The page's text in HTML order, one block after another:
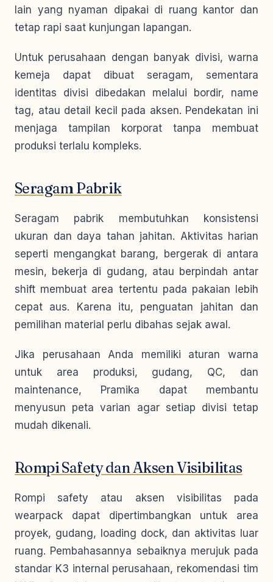
lain yang nyaman dipakai di ruang kantor dan
tetap rapi saat kunjungan lapangan.
Untuk perusahaan dengan banyak divisi, warna
kemeja dapat dibuat seragam, sementara
identitas divisi dibedakan melalui bordir, name
tag, atau detail kecil pada aksen. Pendekatan ini
menjaga tampilan korporat tanpa membuat
produksi terlalu kompleks.
Seragam Pabrik
Seragam pabrik membutuhkan konsistensi
ukuran dan daya tahan jahitan. Aktivitas harian
seperti mengangkat barang, bergerak di antara
mesin, bekerja di gudang, atau berpindah antar
shift membuat area tertentu pada pakaian lebih
cepat aus. Karena itu, penguatan jahitan dan
pemilihan material perlu dibahas sejak awal.
Jika perusahaan Anda memiliki aturan warna
untuk area produksi, gudang, QC, dan
maintenance, Pramika dapat membantu
menyusun peta varian agar setiap divisi tetap
mudah dikenali.
Rompi Safety dan Aksen Visibilitas
Rompi safety atau aksen visibilitas pada
wearpack dapat dipertimbangkan untuk area
proyek, gudang, loading dock, dan aktivitas luar
ruang. Pembahasannya sebaiknya merujuk pada
standar K3 internal perusahaan, rekomendasi tim